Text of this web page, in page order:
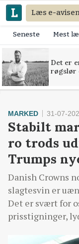
Læs e-
Seneste Mest
Det er
røgslør
MARKED 31-07-
Stabilt
ro trods
Trumps
Danish Crowns
slagtesvin er
Det er svært for
prisstigninger,